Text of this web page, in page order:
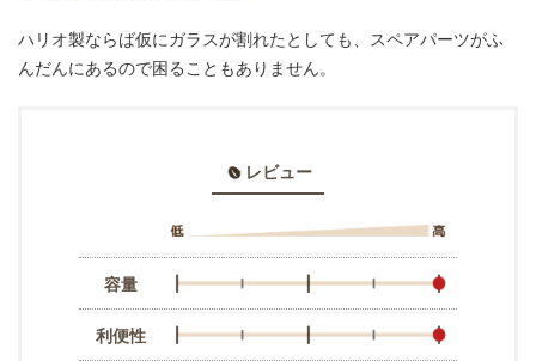
ハリオ製ならば仮にガラスが割れたとしても、スペアパーツがふ
んだんにあるので困ることもありません。
レビュー
容量
利便性